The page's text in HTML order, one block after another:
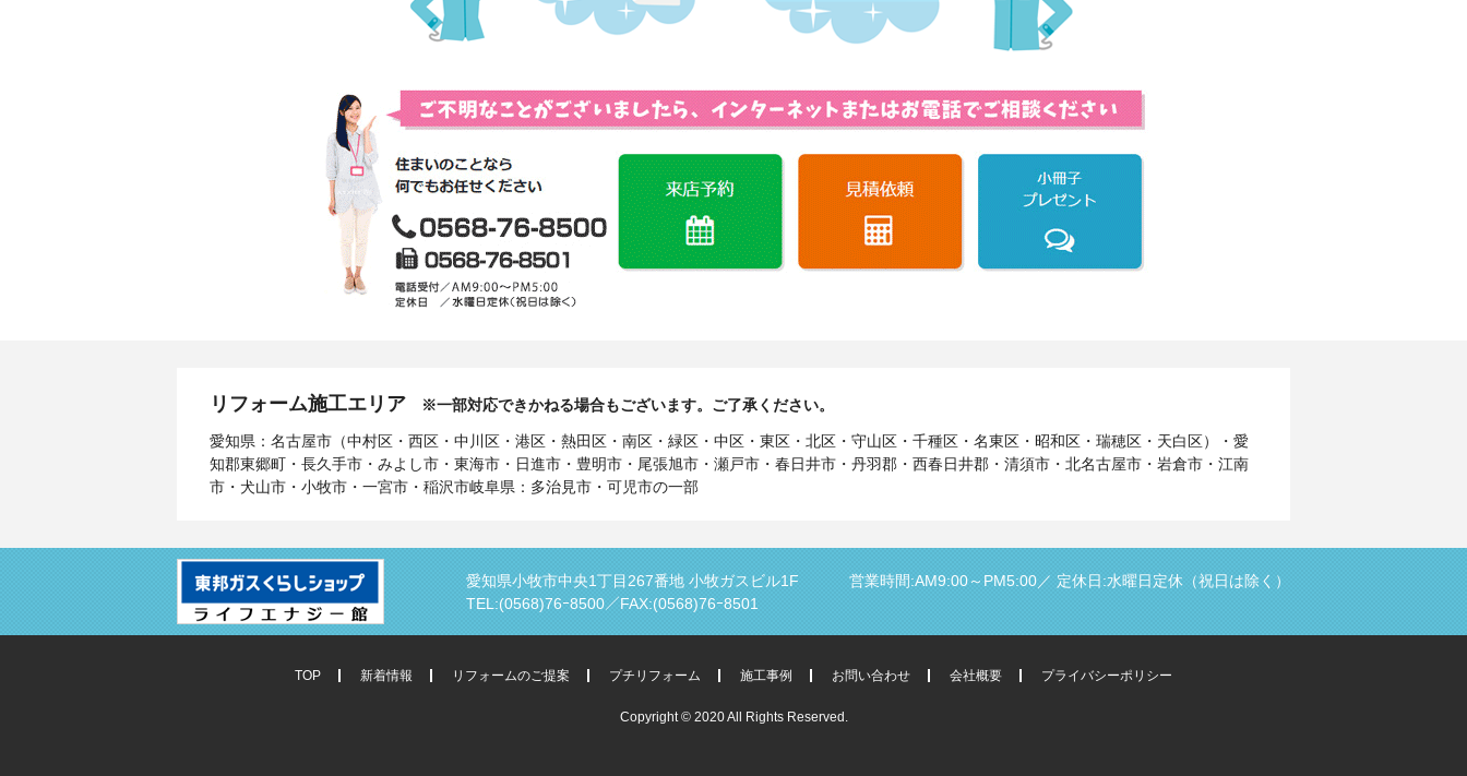
リフォーム施工エリア ※一部対応できかねる場合もございます。ご了承ください。
愛知県：名古屋市（中村区・西区・中川区・港区・熱田区・南区・緑区・中区・東区・北区・守山区・千種区・名東区・昭和区・瑞穂区・天白区）・愛
知郡東郷町・長久手市・みよし市・東海市・日進市・豊明市・尾張旭市・瀬戸市・春日井市・丹羽郡・西春日井郡・清須市・北名古屋市・岩倉市・江南
市・犬山市・小牧市・一宮市・稲沢市岐阜県：多治見市・可児市の一部
愛知県小牧市中央1丁目267番地 小牧ガスビル1F
TEL:(0568)76ｰ8500／FAX:(0568)76ｰ8501
営業時間:AM9:00～PM5:00／ 定休日:水曜日定休（祝日は除く）
TOP 新着情報 リフォームのご提案 プチリフォーム 施工事例 お問い合わせ 会社概要 プライバシーポリシー
Copyright © 2020 All Rights Reserved.